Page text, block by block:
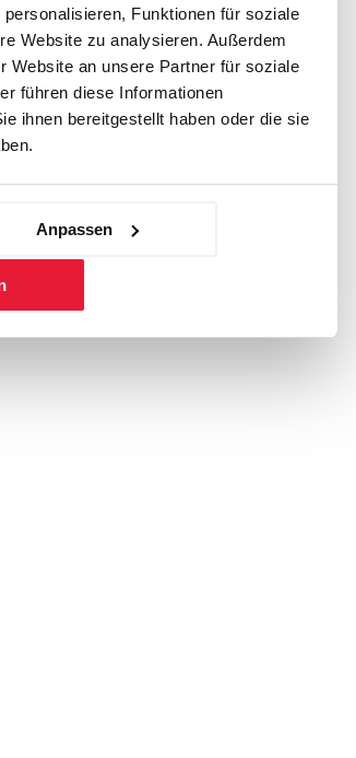
Funktionen für soziale
Website zu analysieren. Außerdem
Website an unsere Partner für soziale
führen diese Informationen
ihnen bereitgestellt haben oder die sie
Anpassen